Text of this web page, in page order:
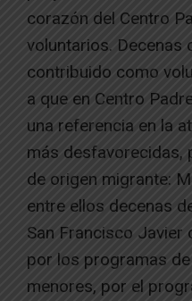
corazón del Centro
voluntarios. Decenas
contribuido como
a que en Centro
una referencia en la
más desfavorecidas,
de origen migrante:
entre ellos decenas
San Francisco Javier
por los programas
menores, por el